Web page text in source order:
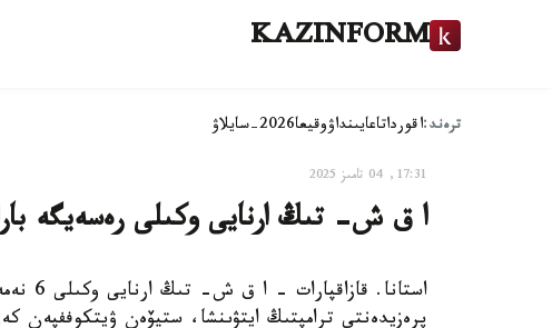
KAZINFORM
ترەند:اقورداتاعايىنداۋوقيعا2026-سايلاۋ
17:31, 04 تامىز 2025
ا ق ش- تىڭ ارنايى وكىلى رەسەيگە
پرەزيدەنتى ترامپتىڭ ايتۋىنشا، ستيۆەن